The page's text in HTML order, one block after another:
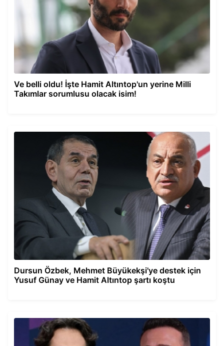
Ve belli oldu! İşte Hamit Altıntop'un yerine Milli
Takımlar sorumlusu olacak isim!
Dursun Özbek, Mehmet Büyükekşi'ye destek için
Yusuf Günay ve Hamit Altıntop şartı koştu